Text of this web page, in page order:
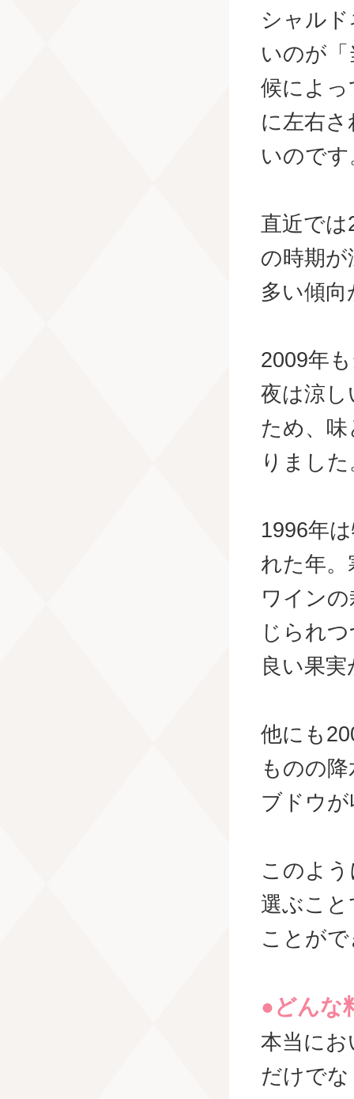
シャル
いのが
候によ
に左右
いのです
直近で
の時期
多い傾
2009年
夜は涼
ため、
りまし
1996年
れた年
ワイン
じられ
良い果
他にも
ものの
ブドウ
このよ
選ぶこ
ことが
●どんな
本当に
だけで